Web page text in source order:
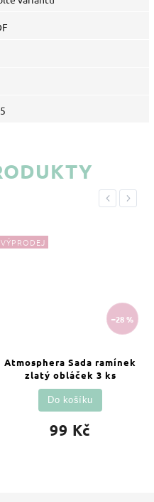
Previous
VÝPRODEJ
–28 %
Atmosphera Sada ramínek
zlatý obláček 3 ks
99 Kč
Do košíku
Next